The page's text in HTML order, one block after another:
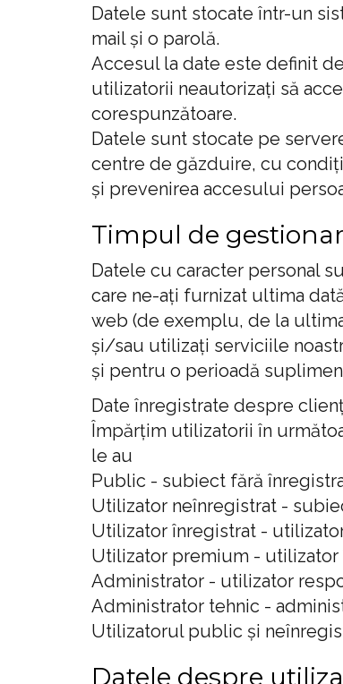
Datele sunt stocate într-un
mail și o parolă.
Accesul la date este definit
utilizatorii neautorizați să
corespunzătoare.
Datele sunt stocate pe
centre de găzduire, cu
și prevenirea accesului
Timpul de
Datele cu caracter personal
care ne-ați furnizat ultima
web (de exemplu, de la
și/sau utilizați serviciile
și pentru o perioadă
Date înregistrate despre
Împărțim utilizatorii în
le au
Public - subiect fără
Utilizator neînregistrat -
Utilizator înregistrat -
Utilizator premium -
Administrator - utilizator
Administrator tehnic -
Utilizatorul public și
Datele despre